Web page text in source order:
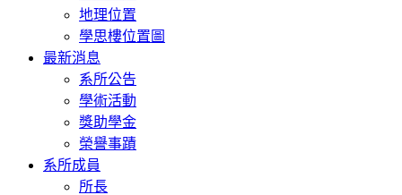
地理位置
學思樓位置圖
最新消息
系所公告
學術活動
獎助學金
榮譽事蹟
系所成員
所長